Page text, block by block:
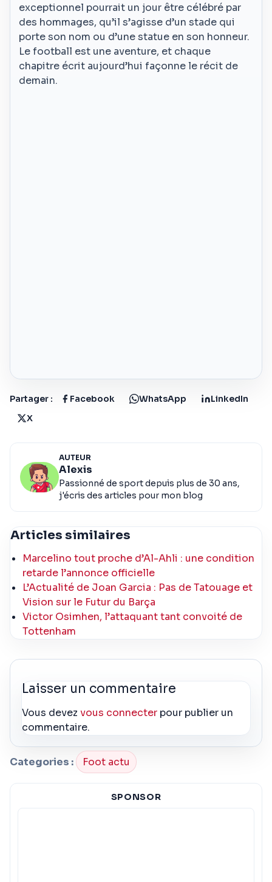
exceptionnel pourrait un jour être célébré par
des hommages, qu’il s’agisse d’un stade qui
porte son nom ou d’une statue en son honneur.
Le football est une aventure, et chaque
chapitre écrit aujourd’hui façonne le récit de
demain.
Partager : Facebook WhatsApp
LinkedIn
X
AUTEUR
Alexis
Passionné de sport depuis plus de 30 ans,
j'écris des articles pour mon blog
Articles similaires
Marcelino tout proche d’Al-Ahli : une condition
retarde l’annonce officielle
L’Actualité de Joan Garcia : Pas de Tatouage et
Vision sur le Futur du Barça
Victor Osimhen, l’attaquant tant convoité de
Tottenham
Laisser un commentaire
Vous devezvous connecter pour publier un
commentaire.
Categories : Foot actu
SPONSOR